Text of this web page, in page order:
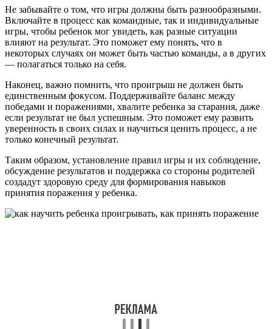
Не забывайте о том, что игры должны быть разнообразными.
Включайте в процесс как командные, так и индивидуальные
игры, чтобы ребенок мог увидеть, как разные ситуации
влияют на результат. Это поможет ему понять, что в
некоторых случаях он может быть частью команды, а в других
— полагаться только на себя.
Наконец, важно помнить, что проигрыш не должен быть
единственным фокусом. Поддерживайте баланс между
победами и поражениями, хвалите ребенка за старания, даже
если результат не был успешным. Это поможет ему развить
уверенность в своих силах и научиться ценить процесс, а не
только конечный результат.
Таким образом, установление правил игры и их соблюдение,
обсуждение результатов и поддержка со стороны родителей
создадут здоровую среду для формирования навыков
принятия поражения у ребенка.